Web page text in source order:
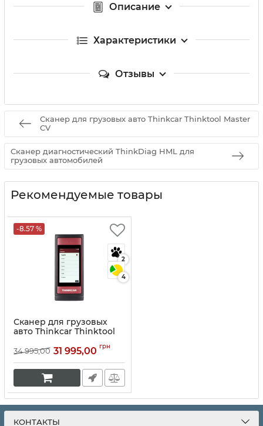
Описание
Характеристики
Отзывы
Сканер для грузовых авто Thinkcar Thinktool Master
CV
Сканер диагностический ThinkDiag HML для
грузовых автомобилей
Рекомендуемые товары
-8.57 %
2
4
Сканер для грузовых
авто Thinkcar Thinktool
Артикул:10070
34 995,00 31 995,00 грн
КОНТАКТЫ